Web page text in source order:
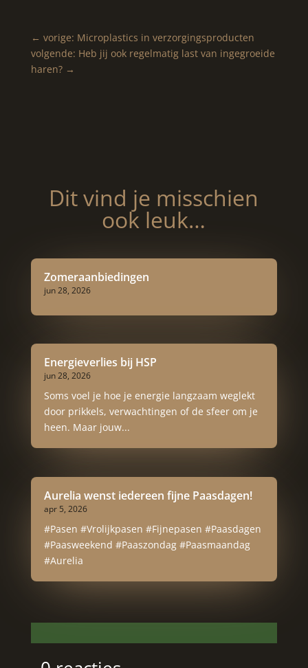
← vorige: Microplastics in verzorgingsproducten
volgende: Heb jij ook regelmatig last van ingegroeide
haren?→
Dit vind je misschien
ook leuk…
Zomeraanbiedingen
jun 28, 2026
Energieverlies bij HSP
jun 28, 2026
Soms voel je hoe je energie langzaam weglekt
door prikkels, verwachtingen of de sfeer om je
heen. Maar jouw...
Aurelia wenst iedereen fijne Paasdagen!
apr 5, 2026
#Pasen #Vrolijkpasen #Fijnepasen #Paasdagen
#Paasweekend #Paaszondag #Paasmaandag
#Aurelia